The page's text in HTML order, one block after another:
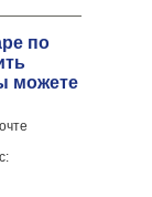
по
можете